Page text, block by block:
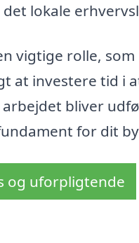
lokale
vigtige rolle,
at investere tid i
bliver
for dit
og uforpligtende